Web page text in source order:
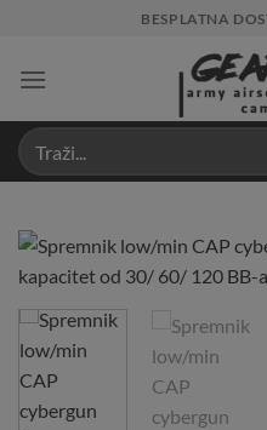
content
BESPLATNA